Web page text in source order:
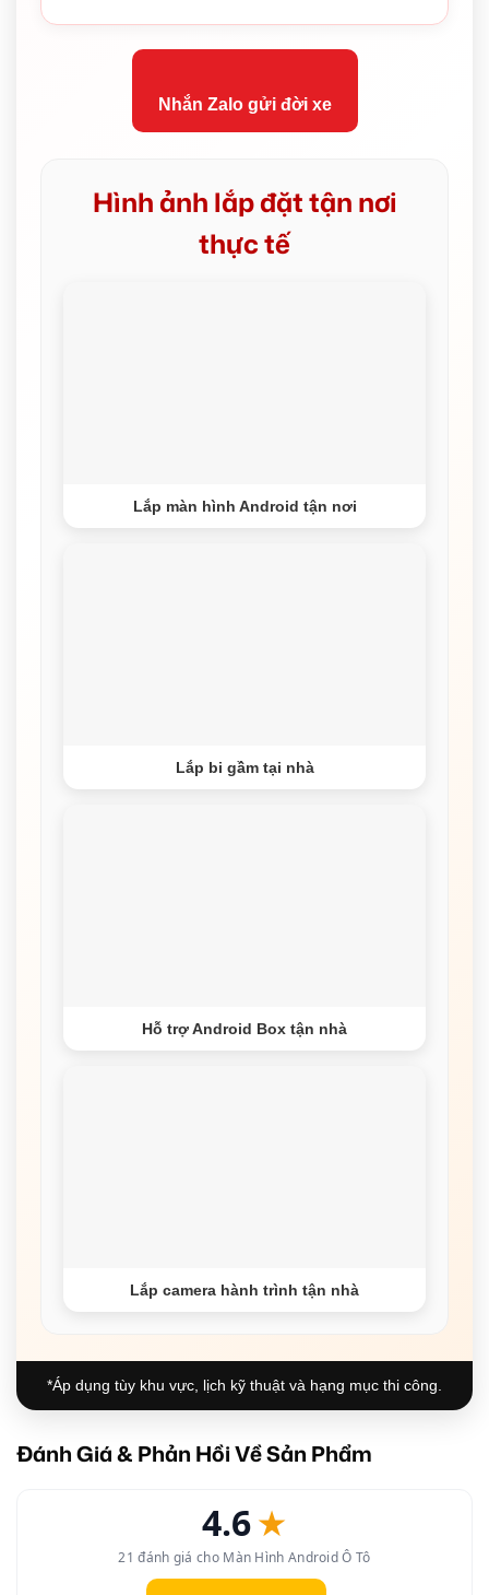
Nhắn Zalo gửi đời xe
Hình ảnh lắp đặt tận nơi
thực tế
Lắp màn hình Android tận nơi
Lắp bi gầm tại nhà
Hỗ trợ Android Box tận nhà
Lắp camera hành trình tận nhà
*Áp dụng tùy khu vực, lịch kỹ thuật và hạng mục thi công.
Đánh Giá & Phản Hồi Về Sản Phẩm
4.6★
21 đánh giá cho Màn Hình Android Ô Tô